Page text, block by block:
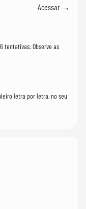
Acessar →
tentativas. Observe as
letra por letra, no seu